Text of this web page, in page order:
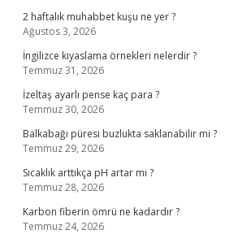
2 haftalık muhabbet kuşu ne yer ?
Ağustos 3, 2026
İngilizce kıyaslama örnekleri nelerdir ?
Temmuz 31, 2026
İzeltaş ayarlı pense kaç para ?
Temmuz 30, 2026
Balkabağı püresi buzlukta saklanabilir mi ?
Temmuz 29, 2026
Sıcaklık arttıkça pH artar mı ?
Temmuz 28, 2026
Karbon fiberin ömrü ne kadardır ?
Temmuz 24, 2026